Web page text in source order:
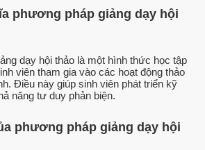
phương pháp giảng dạy hội
dạy hội thảo là một hình thức học tập
viên tham gia vào các hoạt động thảo
Điều này giúp sinh viên phát triển kỹ
năng tư duy phản biện.
phương pháp giảng dạy hội